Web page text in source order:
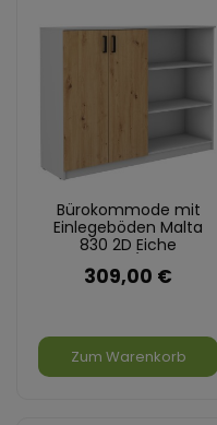
Bürokommode mit
Einlegeböden Malta
830 2D Eiche
Artisan/Grau
309,00 €
Zum Warenkorb